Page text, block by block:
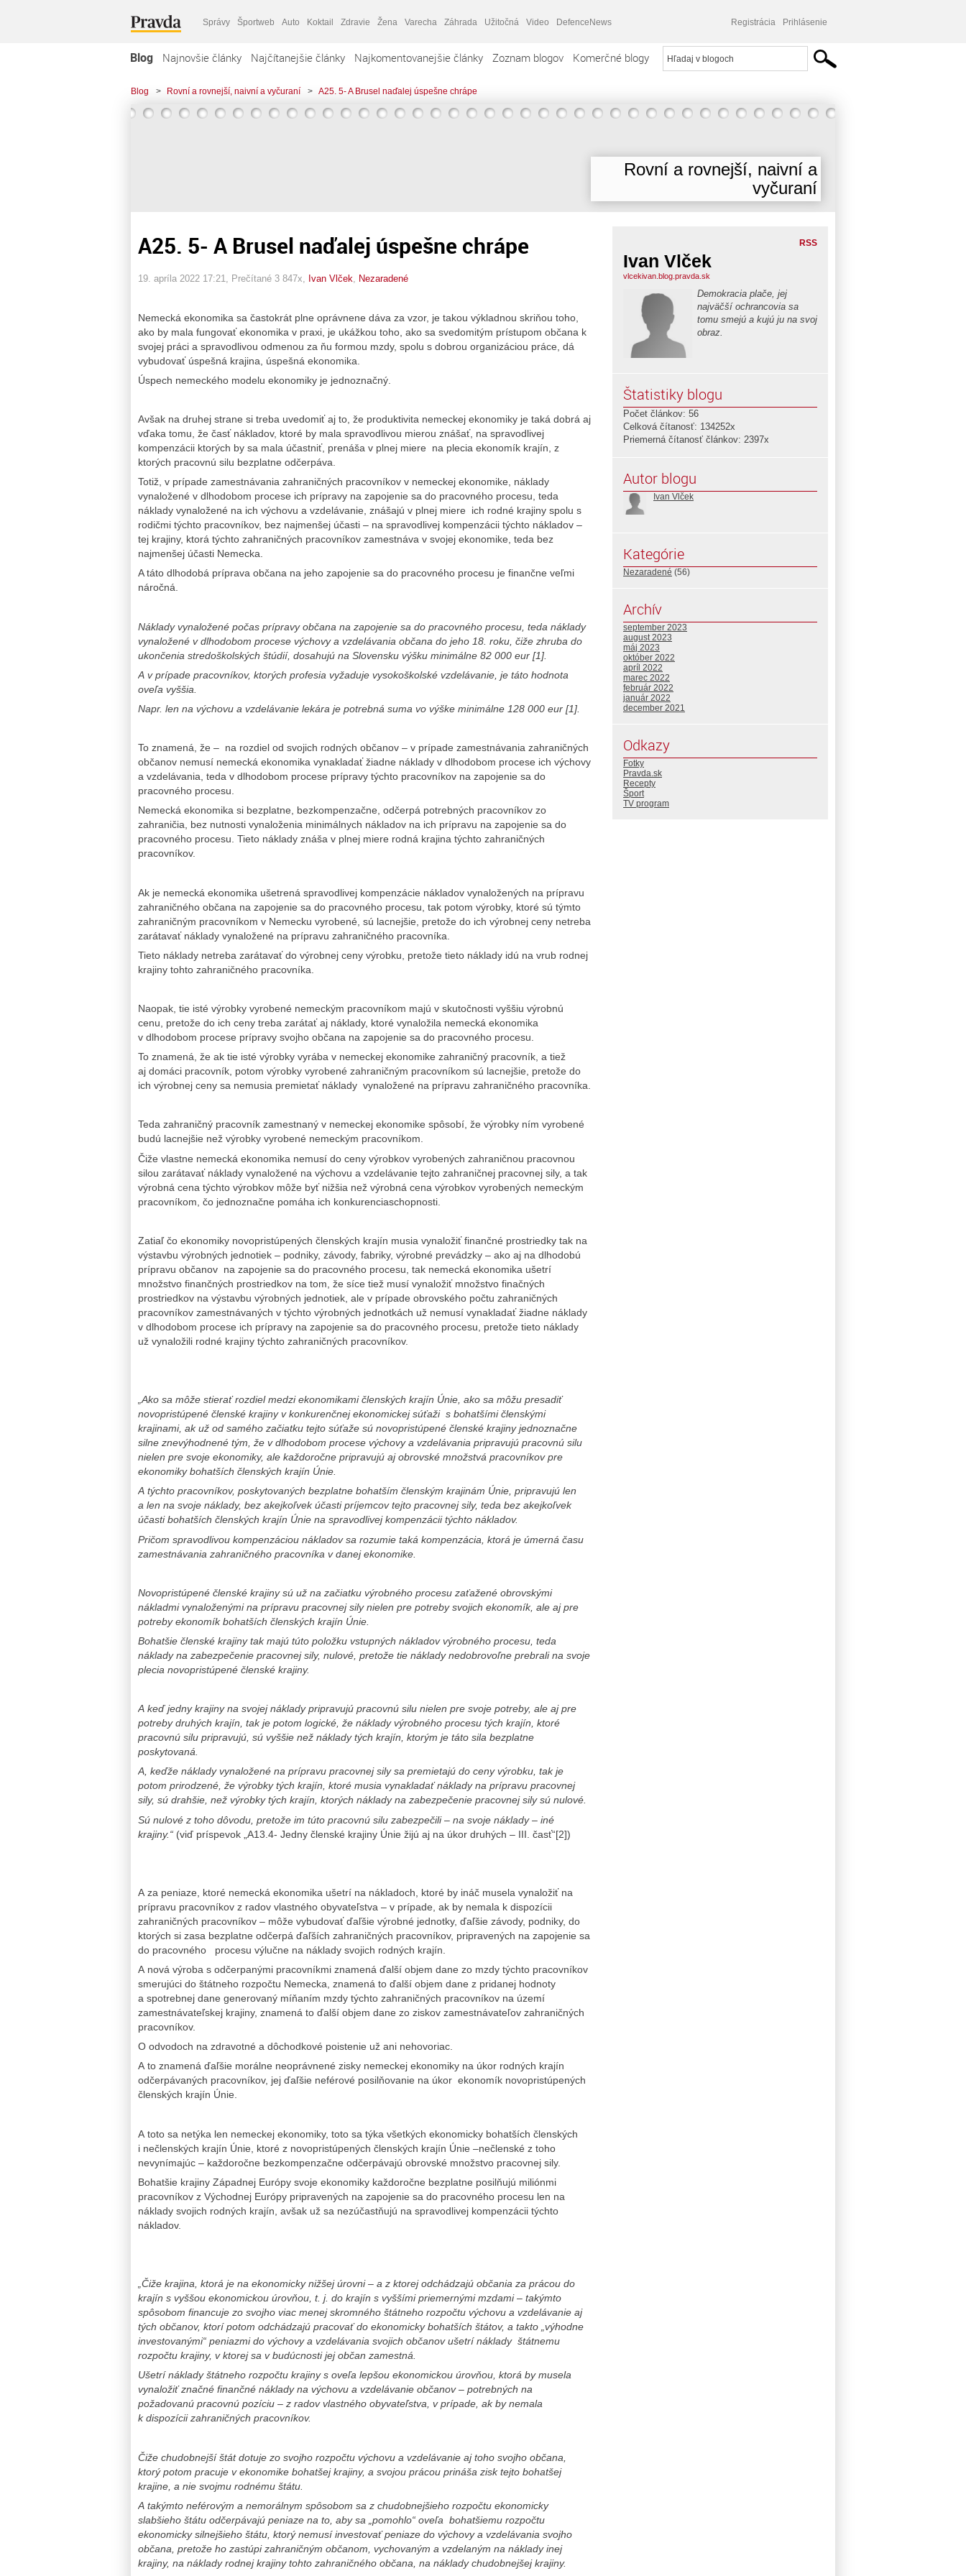
Správy Športweb Auto Koktail Zdravie Žena Varecha Záhrada Užitočná Video DefenceNews Registrácia Prihlásenie
Blog Najnovšie články Najčítanejšie články Najkomentovanejšie články Zoznam blogov Komerčné blogy
Blog > Rovní a rovnejší, naivní a vyčuraní > A25. 5- A Brusel naďalej úspešne chrápe
Rovní a rovnejší, naivní a
vyčuraní
A25. 5- A Brusel naďalej úspešne chrápe
19. apríla 2022 17:21 , Prečítané 3 847x, Ivan Vlček Nezaradené
Nemecká ekonomika sa častokrát plne oprávnene dáva za vzor, je takou výkladnou skriňou toho,
ako by mala fungovať ekonomika v praxi, je ukážkou toho, ako sa svedomitým prístupom občana k
svojej práci a spravodlivou odmenou za ňu formou mzdy, spolu s dobrou organizáciou práce, dá
vybudovať úspešná krajina, úspešná ekonomika.
Úspech nemeckého modelu ekonomiky je jednoznačný.
Avšak na druhej strane si treba uvedomiť aj to, že produktivita nemeckej ekonomiky je taká dobrá aj
vďaka tomu, že časť nákladov, ktoré by mala spravodlivou mierou znášať, na spravodlivej
kompenzácii ktorých by sa mala účastniť, prenáša v plnej miere na plecia ekonomík krajín, z
ktorých pracovnú silu bezplatne odčerpáva.
Totiž, v prípade zamestnávania zahraničných pracovníkov v nemeckej ekonomike, náklady
vynaložené v dlhodobom procese ich prípravy na zapojenie sa do pracovného procesu, teda
náklady vynaložené na ich výchovu a vzdelávanie, znášajú v plnej miere ich rodné krajiny spolu s
rodičmi týchto pracovníkov, bez najmenšej účasti – na spravodlivej kompenzácii týchto nákladov –
tej krajiny, ktorá týchto zahraničných pracovníkov zamestnáva v svojej ekonomike, teda bez
najmenšej účasti Nemecka.
A táto dlhodobá príprava občana na jeho zapojenie sa do pracovného procesu je finančne veľmi
náročná.
Náklady vynaložené počas prípravy občana na zapojenie sa do pracovného procesu, teda náklady
vynaložené v dlhodobom procese výchovy a vzdelávania občana do jeho 18. roku, čiže zhruba do
ukončenia stredoškolských štúdií, dosahujú na Slovensku výšku minimálne 82 000 eur [1].
A v prípade pracovníkov, ktorých profesia vyžaduje vysokoškolské vzdelávanie, je táto hodnota
oveľa vyššia.
Napr. len na výchovu a vzdelávanie lekára je potrebná suma vo výške minimálne 128 000 eur [1].
To znamená, že – na rozdiel od svojich rodných občanov – v prípade zamestnávania zahraničných
občanov nemusí nemecká ekonomika vynakladať žiadne náklady v dlhodobom procese ich výchovy
a vzdelávania, teda v dlhodobom procese prípravy týchto pracovníkov na zapojenie sa do
pracovného procesu.
Nemecká ekonomika si bezplatne, bezkompenzačne, odčerpá potrebných pracovníkov zo
zahraničia, bez nutnosti vynaloženia minimálnych nákladov na ich prípravu na zapojenie sa do
pracovného procesu. Tieto náklady znáša v plnej miere rodná krajina týchto zahraničných
pracovníkov.
Ak je nemecká ekonomika ušetrená spravodlivej kompenzácie nákladov vynaložených na prípravu
zahraničného občana na zapojenie sa do pracovného procesu, tak potom výrobky, ktoré sú týmto
zahraničným pracovníkom v Nemecku vyrobené, sú lacnejšie, pretože do ich výrobnej ceny netreba
zarátavať náklady vynaložené na prípravu zahraničného pracovníka.
Tieto náklady netreba zarátavať do výrobnej ceny výrobku, pretože tieto náklady idú na vrub rodnej
krajiny tohto zahraničného pracovníka.
Naopak, tie isté výrobky vyrobené nemeckým pracovníkom majú v skutočnosti vyššiu výrobnú
cenu, pretože do ich ceny treba zarátať aj náklady, ktoré vynaložila nemecká ekonomika
v dlhodobom procese prípravy svojho občana na zapojenie sa do pracovného procesu.
To znamená, že ak tie isté výrobky vyrába v nemeckej ekonomike zahraničný pracovník, a tiež
aj domáci pracovník, potom výrobky vyrobené zahraničným pracovníkom sú lacnejšie, pretože do
ich výrobnej ceny sa nemusia premietať náklady vynaložené na prípravu zahraničného pracovníka.
Teda zahraničný pracovník zamestnaný v nemeckej ekonomike spôsobí, že výrobky ním vyrobené
budú lacnejšie než výrobky vyrobené nemeckým pracovníkom.
Čiže vlastne nemecká ekonomika nemusí do ceny výrobkov vyrobených zahraničnou pracovnou
silou zarátavať náklady vynaložené na výchovu a vzdelávanie tejto zahraničnej pracovnej sily, a tak
výrobná cena týchto výrobkov môže byť nižšia než výrobná cena výrobkov vyrobených nemeckým
pracovníkom, čo jednoznačne pomáha ich konkurenciaschopnosti.
Zatiaľ čo ekonomiky novopristúpených členských krajín musia vynaložiť finančné prostriedky tak na
výstavbu výrobných jednotiek – podniky, závody, fabriky, výrobné prevádzky – ako aj na dlhodobú
prípravu občanov na zapojenie sa do pracovného procesu, tak nemecká ekonomika ušetrí
množstvo finančných prostriedkov na tom, že síce tiež musí vynaložiť množstvo finačných
prostriedkov na výstavbu výrobných jednotiek, ale v prípade obrovského počtu zahraničných
pracovníkov zamestnávaných v týchto výrobných jednotkách už nemusí vynakladať žiadne náklady
v dlhodobom procese ich prípravy na zapojenie sa do pracovného procesu, pretože tieto náklady
už vynaložili rodné krajiny týchto zahraničných pracovníkov.
„Ako sa môže stierať rozdiel medzi ekonomikami členských krajín Únie, ako sa môžu presadiť
novopristúpené členské krajiny v konkurenčnej ekonomickej súťaži s bohatšími členskými
krajinami, ak už od samého začiatku tejto súťaže sú novopristúpené členské krajiny jednoznačne
silne znevýhodnené tým, že v dlhodobom procese výchovy a vzdelávania pripravujú pracovnú silu
nielen pre svoje ekonomiky, ale každoročne pripravujú aj obrovské množstvá pracovníkov pre
ekonomiky bohatších členských krajín Únie.
A týchto pracovníkov, poskytovaných bezplatne bohatším členským krajinám Únie, pripravujú len
a len na svoje náklady, bez akejkoľvek účasti príjemcov tejto pracovnej sily, teda bez akejkoľvek
účasti bohatších členských krajín Únie na spravodlivej kompenzácii týchto nákladov.
Pričom spravodlivou kompenzáciou nákladov sa rozumie taká kompenzácia, ktorá je úmerná času
zamestnávania zahraničného pracovníka v danej ekonomike.
Novopristúpené členské krajiny sú už na začiatku výrobného procesu zaťažené obrovskými
nákladmi vynaloženými na prípravu pracovnej sily nielen pre potreby svojich ekonomík, ale aj pre
potreby ekonomík bohatších členských krajín Únie.
Bohatšie členské krajiny tak majú túto položku vstupných nákladov výrobného procesu, teda
náklady na zabezpečenie pracovnej sily, nulové, pretože tie náklady nedobrovoľne prebrali na svoje
plecia novopristúpené členské krajiny.
A keď jedny krajiny na svojej náklady pripravujú pracovnú silu nielen pre svoje potreby, ale aj pre
potreby druhých krajín, tak je potom logické, že náklady výrobného procesu tých krajín, ktoré
pracovnú silu pripravujú, sú vyššie než náklady tých krajín, ktorým je táto sila bezplatne
poskytovaná.
A, keďže náklady vynaložené na prípravu pracovnej sily sa premietajú do ceny výrobku, tak je
potom prirodzené, že výrobky tých krajín, ktoré musia vynakladať náklady na prípravu pracovnej
sily, sú drahšie, než výrobky tých krajín, ktorých náklady na zabezpečenie pracovnej sily sú nulové.
Sú nulové z toho dôvodu, pretože im túto pracovnú silu zabezpečili – na svoje náklady – iné
krajiny.“ (viď príspevok „A13.4- Jedny členské krajiny Únie žijú aj na úkor druhých – III. časť“[2])
A za peniaze, ktoré nemecká ekonomika ušetrí na nákladoch, ktoré by ináč musela vynaložiť na
prípravu pracovníkov z radov vlastného obyvateľstva – v prípade, ak by nemala k dispozícii
zahraničných pracovníkov – môže vybudovať ďaľšie výrobné jednotky, ďaľšie závody, podniky, do
ktorých si zasa bezplatne odčerpá ďaľších zahraničných pracovníkov, pripravených na zapojenie sa
do pracovného procesu výlučne na náklady svojich rodných krajín.
A nová výroba s odčerpanými pracovníkmi znamená ďalší objem dane zo mzdy týchto pracovníkov
smerujúci do štátneho rozpočtu Nemecka, znamená to ďalší objem dane z pridanej hodnoty
a spotrebnej dane generovaný míňaním mzdy týchto zahraničných pracovníkov na území
zamestnávateľskej krajiny, znamená to ďalší objem dane zo ziskov zamestnávateľov zahraničných
pracovníkov.
O odvodoch na zdravotné a dôchodkové poistenie už ani nehovoriac.
A to znamená ďaľšie morálne neoprávnené zisky nemeckej ekonomiky na úkor rodných krajín
odčerpávaných pracovníkov, jej ďaľšie neférové posilňovanie na úkor ekonomík novopristúpených
členských krajín Únie.
A toto sa netýka len nemeckej ekonomiky, toto sa týka všetkých ekonomicky bohatších členských
i nečlenských krajín Únie, ktoré z novopristúpených členských krajín Únie –nečlenské z toho
nevynímajúc – každoročne bezkompenzačne odčerpávajú obrovské množstvo pracovnej sily.
Bohatšie krajiny Západnej Európy svoje ekonomiky každoročne bezplatne posilňujú miliónmi
pracovníkov z Východnej Európy pripravených na zapojenie sa do pracovného procesu len na
náklady svojich rodných krajín, avšak už sa nezúčastňujú na spravodlivej kompenzácii týchto
nákladov.
„Čiže krajina, ktorá je na ekonomicky nižšej úrovni – a z ktorej odchádzajú občania za prácou do
krajín s vyššou ekonomickou úrovňou, t. j. do krajín s vyššími priemernými mzdami – takýmto
spôsobom financuje zo svojho viac menej skromného štátneho rozpočtu výchovu a vzdelávanie aj
tých občanov, ktorí potom odchádzajú pracovať do ekonomicky bohatších štátov, a takto „výhodne
investovanými“ peniazmi do výchovy a vzdelávania svojich občanov ušetrí náklady štátnemu
rozpočtu krajiny, v ktorej sa v budúcnosti jej občan zamestná.
Ušetrí náklady štátneho rozpočtu krajiny s oveľa lepšou ekonomickou úrovňou, ktorá by musela
vynaložiť značné finančné náklady na výchovu a vzdelávanie občanov – potrebných na
požadovanú pracovnú pozíciu – z radov vlastného obyvateľstva, v prípade, ak by nemala
k dispozícii zahraničných pracovníkov.
Čiže chudobnejší štát dotuje zo svojho rozpočtu výchovu a vzdelávanie aj toho svojho občana,
ktorý potom pracuje v ekonomike bohatšej krajiny, a svojou prácou prináša zisk tejto bohatšej
krajine, a nie svojmu rodnému štátu.
A takýmto neférovým a nemorálnym spôsobom sa z chudobnejšieho rozpočtu ekonomicky
slabšieho štátu odčerpávajú peniaze na to, aby sa „pomohlo“ oveľa bohatšiemu rozpočtu
ekonomicky silnejšieho štátu, ktorý nemusí investovať peniaze do výchovy a vzdelávania svojho
občana, pretože ho zastúpi zahraničným občanom, vychovaným a vzdelaným na náklady inej
krajiny, na náklady rodnej krajiny tohto zahraničného občana, na náklady chudobnejšej krajiny.
RSS
Ivan Vlček
vlcekivan.blog.pravda.sk
Demokracia plače, jej
najväčší ochrancovia sa
tomu smejú a kujú ju na svoj
obraz.
Štatistiky blogu
Počet článkov: 56
Celková čítanosť: 134252x
Priemerná čítanosť článkov: 2397x
Autor blogu
Ivan Vlček
Kategórie
Nezaradené (56)
Archív
september 2023
august 2023
máj 2023
október 2022
apríl 2022
marec 2022
február 2022
január 2022
december 2021
Odkazy
Fotky
Pravda.sk
Recepty
Šport
TV program